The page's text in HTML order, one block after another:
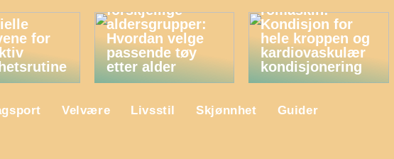
for
forskjellige
aldersgrupper:
Hvordan velge
passende tøy
etter alder
romaskin:
Kondisjon for
hele kroppen og
kardiovaskulær
kondisjonering
Velvære Livsstil Skjønnhet Guider